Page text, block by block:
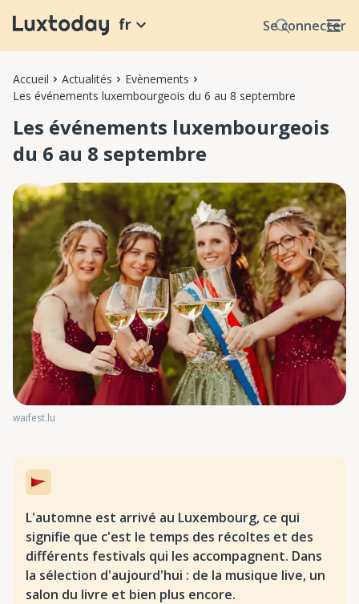
Se connecter
fr
Accueil Actualités
Evènements
Les événements luxembourgeois du 6 au 8 septembre
Les événements luxembourgeois
du 6 au 8 septembre
waifest.lu
L'automne est arrivé au Luxembourg, ce qui
signifie que c'est le temps des récoltes et des
différents festivals qui les accompagnent. Dans
la sélection d'aujourd'hui : de la musique live, un
salon du livre et bien plus encore.